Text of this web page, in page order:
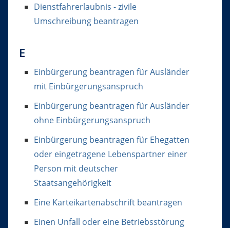
Dienstfahrerlaubnis - zivile
Umschreibung beantragen
E
Einbürgerung beantragen für Ausländer
mit Einbürgerungsanspruch
Einbürgerung beantragen für Ausländer
ohne Einbürgerungsanspruch
Einbürgerung beantragen für Ehegatten
oder eingetragene Lebenspartner einer
Person mit deutscher
Staatsangehörigkeit
Eine Karteikartenabschrift beantragen
Einen Unfall oder eine Betriebsstörung